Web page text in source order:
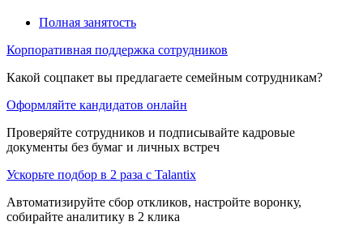
Полная занятость
Корпоративная поддержка сотрудников
Какой соцпакет вы предлагаете семейным сотрудникам?
Оформляйте кандидатов онлайн
Проверяйте сотрудников и подписывайте кадровые
документы без бумаг и личных встреч
Ускорьте подбор в 2 раза с Talantix
Автоматизируйте сбор откликов, настройте воронку,
собирайте аналитику в 2 клика